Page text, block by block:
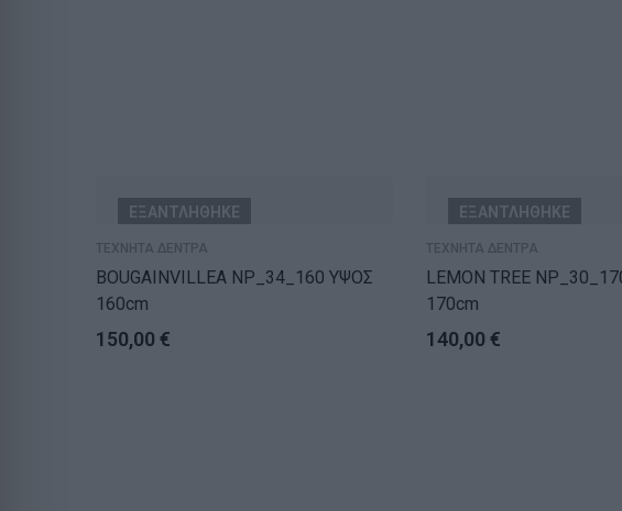
ΕΞΑΝΤΛΗΘΗΚΕ
ΤΕΧΝΗΤΑ ΔΕΝΤΡΑ
BOUGAINVILLEA NP_34_160 ΥΨΟΣ
160cm
150,00 €
ΕΞΑΝΤΛΗΘΗΚΕ
ΤΕΧΝΗΤΑ ΔΕΝΤΡΑ
LEMON TREE NP_30_170 ΥΨΟΣ
170cm
140,00 €